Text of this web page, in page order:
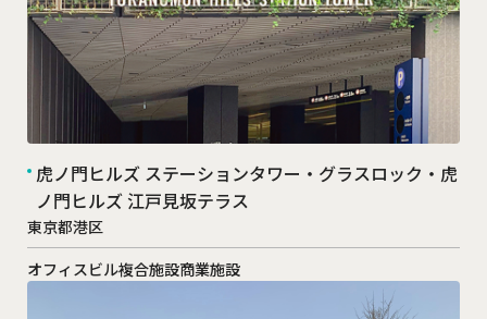
虎ノ門ヒルズ ステーションタワー・グラスロック・虎
ノ門ヒルズ 江戸見坂テラス
東京都港区
オフィスビル複合施設商業施設